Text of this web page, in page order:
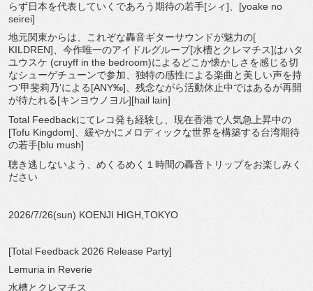
らず日本を代表していくであろう期待の若手[シィ]、[yoake no
seirei]
地元関東からは、これぞな轟音ギターサウンドが魅力の[
KILDREN]、今作唯一のアイドルグループ[水槽とクレマチス]はハタ
ユウスケ (cruyff in the bedroom)によるどこか懐かしさを感じる切
なシューゲチューンで参加、 独特の感性による楽曲と美しい声を持
つ’甲斐莉乃’による[ANY‰]、残念ながら活動休止中ではあるが再開
が待たれる[キンヨウノヨル][hail lain]
Total Feedbackにてレコ発も経験し、 現在香港で人気急上昇中の
[Tofu Kingdom]、 緩やかにメロディックな世界を構築する台湾期待
の若手[blu mush]
聴き逃しないよう、 めくるめく１時間の轟音トリップをお楽しみく
ださい
2026/7/26(sun) KOENJI HIGH,TOKYO
[Total Feedback 2026 Release Party]
Lemuria in Reverie
水槽とクレマチス